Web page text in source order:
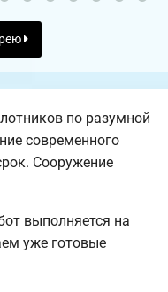
по разумной
современного
Сооружение
выполняется на
уже готовые